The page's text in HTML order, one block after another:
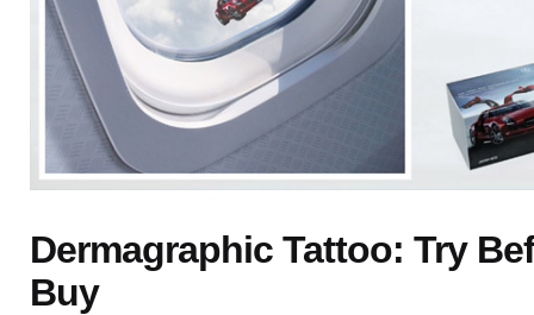
Dermagraphic Tattoo: Try
Buy